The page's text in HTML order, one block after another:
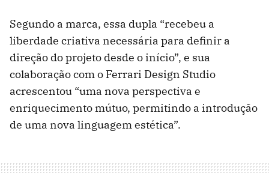
Segundo a marca, essa dupla “recebeu a
liberdade criativa necessária para definir a
direção do projeto desde o início”, e sua
colaboração com o Ferrari Design Studio
acrescentou “uma nova perspectiva e
enriquecimento mútuo, permitindo a introdução
de uma nova linguagem estética”.